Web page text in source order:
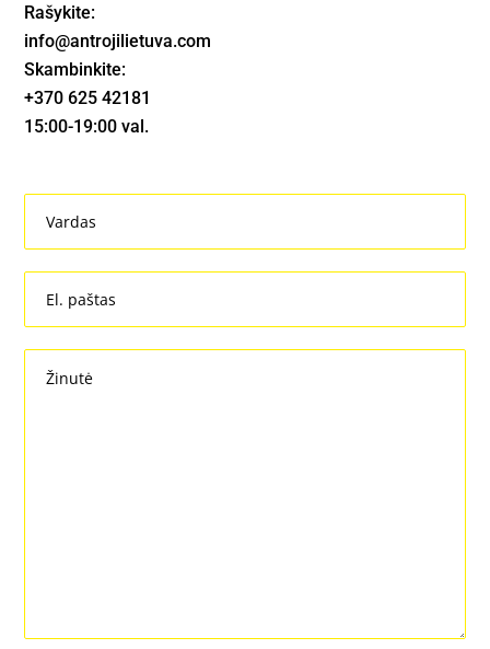
Rašykite:
info@antrojilietuva.com
Skambinkite:
+370 625 42181
15:00-19:00 val.
Vardas
El. paštas
Žinutė